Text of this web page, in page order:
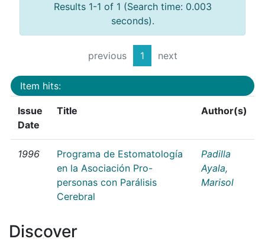
Results 1-1 of 1 (Search time: 0.003
seconds).
previous 1 next
Item hits:
Issue
Date
Title Author(s)
1996
Programa de Estomatología
en la Asociación Pro-
personas con Parálisis
Cerebral
Padilla
Ayala,
Marisol
Discover